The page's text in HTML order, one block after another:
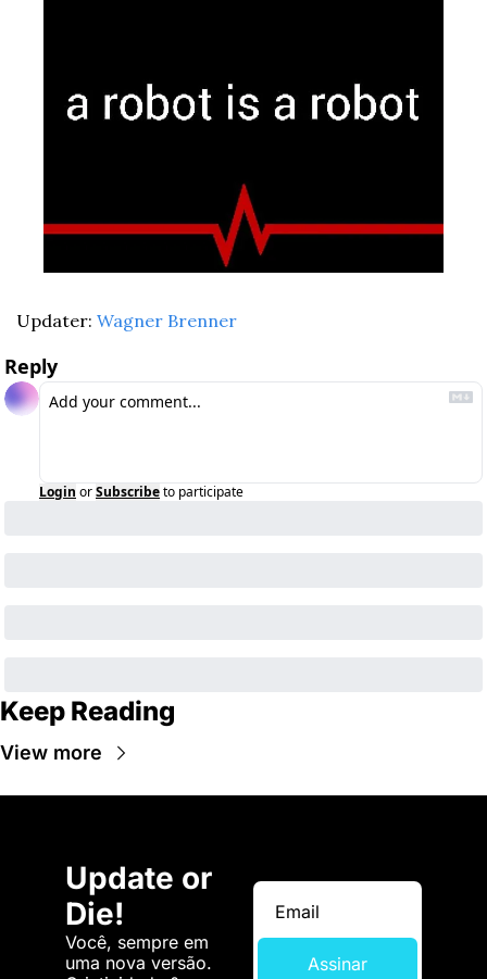
Updater: Wagner Brenner
Reply
Login orSubscribeto participate
Keep Reading
View more
Update or
Die!
Você, sempre em
uma nova versão.
Assinar